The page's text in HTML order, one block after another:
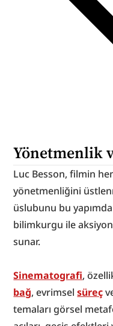
Yönetmenlik
Luc Besson, filmin
yönetmenliğini
üslubunu bu yapımda
bilimkurgu ile
sunar.
Sinematografi,
bağ, evrimsel süreç
temaları görsel